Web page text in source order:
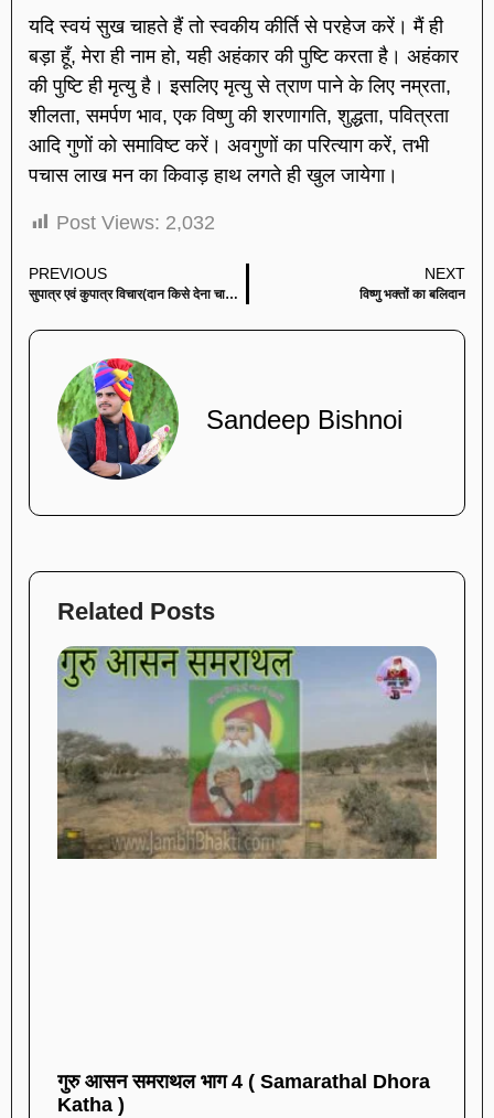
यदि स्वयं सुख चाहते हैं तो स्वकीय कीर्ति से परहेज करें। मैं ही
बड़ा हूँ, मेरा ही नाम हो, यही अहंकार की पुष्टि करता है। अहंकार
की पुष्टि ही मृत्यु है। इसलिए मृत्यु से त्राण पाने के लिए नम्रता,
शीलता, समर्पण भाव, एक विष्णु की शरणागति, शुद्धता, पवित्रता
आदि गुणों को समाविष्ट करें। अवगुणों का परित्याग करें, तभी
पचास लाख मन का किवाड़ हाथ लगते ही खुल जायेगा।
Post Views: 2,032
PREVIOUS
सुपात्र एवं कुपात्र विचार(दान किसे देना चाहिए किसे नहीं……?)
NEXT
विष्णु भक्तों का बलिदान
Sandeep Bishnoi
Related Posts
गुरु आसन समराथल भाग 4 ( Samarathal Dhora
Katha )